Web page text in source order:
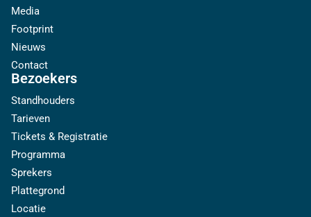
Media
Footprint
Nieuws
Contact
Bezoekers
Standhouders
Tarieven
Tickets & Registratie
Programma
Sprekers
Plattegrond
Locatie